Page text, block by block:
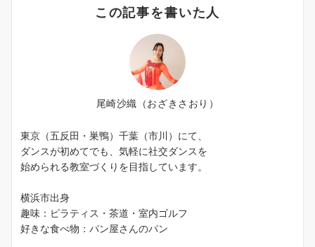
この記事を書いた人
尾崎沙織（おざきさおり）
東京（五反田・巣鴨）千葉（市川）にて、
ダンスが初めてでも、気軽に社交ダンスを
始められる教室づくりを目指しています。
横浜市出身
趣味：ピラティス・茶道・室内ゴルフ
好きな食べ物：パン屋さんのパン